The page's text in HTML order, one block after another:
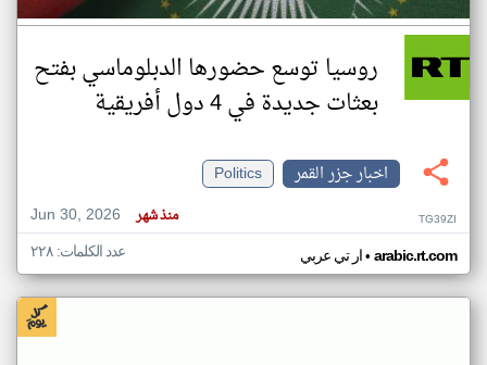
روسيا توسع حضورها الدبلوماسي بفتح
بعثات جديدة في 4 دول أفريقية
اخبار جزر القمر
Politics
Jun 30, 2026
منذ شهر TG39ZI
ار تي عربي• arabic.rt.com عدد الكلمات: ٢٢٨